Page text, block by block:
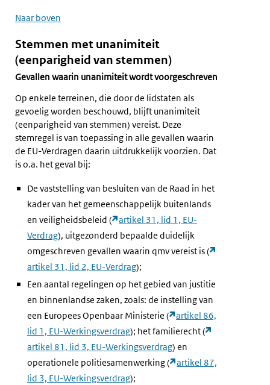
Naar boven
Stemmen met unanimiteit
(eenparigheid van stemmen)
Gevallen waarin unanimiteit wordt voorgeschreven
Op enkele terreinen, die door de lidstaten als
gevoelig worden beschouwd, blijft unanimiteit
(eenparigheid van stemmen) vereist. Deze
stemregel is van toepassing in alle gevallen waarin
de EU-Verdragen daarin uitdrukkelijk voorzien. Dat
is o.a. het geval bij:
De vaststelling van besluiten van de Raad in het
kader van het gemeenschappelijk buitenlands
en veiligheidsbeleid (
artikel 31, lid 1, EU-
Verdrag), uitgezonderd bepaalde duidelijk
omgeschreven gevallen waarin qmv vereist is (
artikel 31, lid 2, EU-Verdrag);
Een aantal regelingen op het gebied van justitie
en binnenlandse zaken, zoals: de instelling van
een Europees Openbaar Ministerie (
artikel 86,
lid 1, EU-Werkingsverdrag); het familierecht (
artikel 81, lid 3, EU-Werkingsverdrag) en
operationele politiesamenwerking (
artikel 87,
lid 3, EU-Werkingsverdrag);